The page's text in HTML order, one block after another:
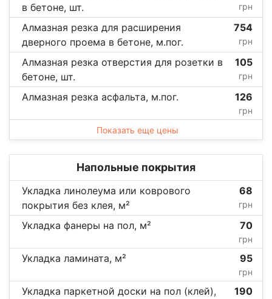
в бетоне, шт.
грн
Алмазная резка для расширения
дверного проема в бетоне, м.пог.
754
грн
Алмазная резка отверстия для розетки в
бетоне, шт.
105
грн
Алмазная резка асфальта, м.пог. 126
грн
Показать еще цены
Напольные покрытия
Укладка линолеума или коврового
покрытия без клея, м²
68
грн
Укладка фанеры на пол, м² 70
грн
Укладка ламината, м² 95
грн
Укладка паркетной доски на пол (клей),
190